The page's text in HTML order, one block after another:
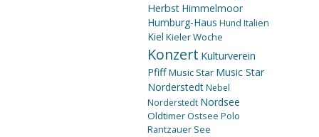
Herbst Himmelmoor
Humburg-Haus Hund Italien
Kiel Kieler Woche
Konzert Kulturverein
PfiffMusic Star Music Star
Norderstedt Nebel
Norderstedt Nordsee
OldtimerOstsee Polo
Rantzauer See